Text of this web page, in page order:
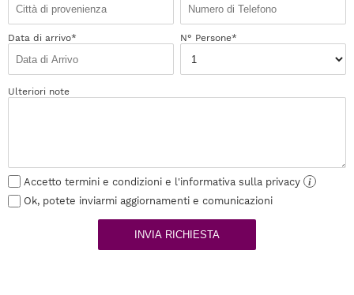
Data di arrivo* N° Persone*
Ulteriori note
Accetto termini e condizioni e l'informativa sulla privacy
i
Ok, potete inviarmi aggiornamenti e comunicazioni
INVIA RICHIESTA